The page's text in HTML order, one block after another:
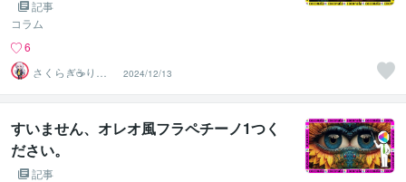
記事
コラム
6
さくらぎ☕りょ
う⛎癒やし電話
相談サロン
2024/12/13
すいません、オレオ風フラペチーノ1つく
ださい。
記事